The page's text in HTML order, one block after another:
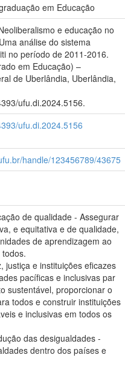
em Educação
e educação no
análise do sistema
no período de 2011-2016.
em Educação) –
de Uberlândia, Uberlândia,
ufu.di.2024.5156.
ufu.di.2024.5156
handle/123456789/43675
de qualidade - Assegurar
e equitativa e de qualidade,
de aprendizagem ao
justiça e instituições eficazes
pacíficas e inclusivas par
sustentável, proporcionar o
todos e construir instituições
e inclusivas em todos os
das desigualdades -
dentro dos países e